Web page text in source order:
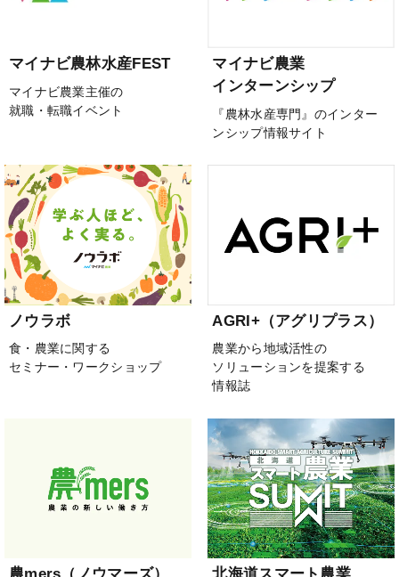
マイナビ農林水産FEST
マイナビ農業主催の
就職・転職イベント
マイナビ農業
インターンシップ
『農林水産専門』のインター
ンシップ情報サイト
ノウラボ
食・農業に関する
セミナー・ワークショップ
AGRI+（アグリプラス）
農業から地域活性の
ソリューションを提案する
情報誌